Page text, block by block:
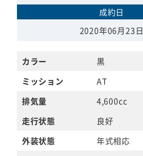
成約日
2020年06月23日
カラー
黒
ミッション
AT
排気量
4,600cc
走行状態
良好
外装状態
年式相応